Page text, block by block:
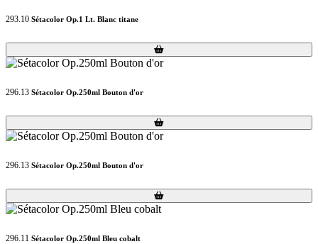
293.10 Sétacolor Op.1 Lt. Blanc titane
Loading...
Loading...
296.13 Sétacolor Op.250ml Bouton d'or
Loading...
Loading...
296.13 Sétacolor Op.250ml Bouton d'or
Loading...
Loading...
296.11 Sétacolor Op.250ml Bleu cobalt